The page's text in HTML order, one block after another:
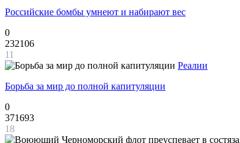
Российские бомбы умнеют и набирают вес
0
232106
11
Реалии
Борьба за мир до полной капитуляции
0
371693
18